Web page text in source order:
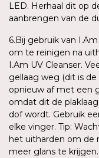
LED. Herhaal dit op
aanbrengen van de
6.Bij gebruik van
om te reinigen na
I.Am UV Cleanser.
gellaag weg (dit is
opnieuw af met een
omdat dit de
dof wordt. Gebruik
elke vinger. Tip:
het uitharden om de
meer glans te krijgen.